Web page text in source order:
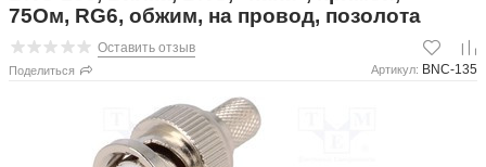
75Ом, RG6, обжим, на провод, позолота
Оставить отзыв
Поделиться Артикул: BNC-135